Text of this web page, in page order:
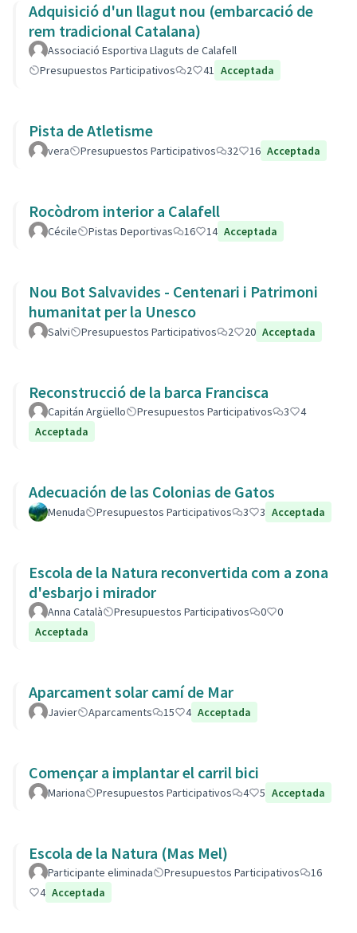
Adquisició d'un llagut nou (embarcació de
rem tradicional Catalana)
Associació Esportiva Llaguts de Calafell
Presupuestos Participativos
2 41 Acceptada
Pista de Atletisme
vera Presupuestos Participativos 32 16 Acceptada
Rocòdrom interior a Calafell
Cécile Pistas Deportivas 16 14 Acceptada
Nou Bot Salvavides - Centenari i Patrimoni
humanitat per la Unesco
Salvi Presupuestos Participativos 2 20 Acceptada
Reconstrucció de la barca Francisca
Capitán Argüello Presupuestos Participativos 3
4
Acceptada
Adecuación de las Colonias de Gatos
Menuda Presupuestos Participativos 3 3 Acceptada
Escola de la Natura reconvertida com a zona
d'esbarjo i mirador
Anna Català Presupuestos Participativos 0
0
Acceptada
Aparcament solar camí de Mar
Javier Aparcaments 15 4 Acceptada
Començar a implantar el carril bici
Mariona Presupuestos Participativos 4 5 Acceptada
Escola de la Natura (Mas Mel)
Participante eliminada Presupuestos Participativos
16
4 Acceptada